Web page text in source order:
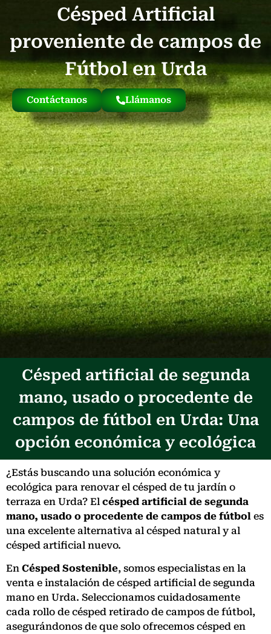
Césped Artificial
proveniente de campos de
Fútbol en Urda
Contáctanos Llámanos
Césped artificial de segunda
mano, usado o procedente de
campos de fútbol en Urda: Una
opción económica y ecológica
¿Estás buscando una solución económica y
ecológica para renovar el césped de tu jardín o
terraza en Urda? El césped artificial de segunda
mano, usado o procedente de campos de fútbol es
una excelente alternativa al césped natural y al
césped artificial nuevo.
En Césped Sostenible, somos especialistas en la
venta e instalación de césped artificial de segunda
mano en Urda. Seleccionamos cuidadosamente
cada rollo de césped retirado de campos de fútbol,
asegurándonos de que solo ofrecemos césped en